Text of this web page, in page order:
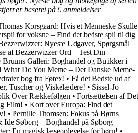
baseret på 9 anmeldelser
Korsgaard: Hvis et Menneske Skulle
for voksne – Find det bedste spil til dig
Nyeste Udgaver, Spørgsmål
af Bezzerwizzer Ord – Test Din
Bruuns Galleri: Boghandel og Butikker i
What Do You Meme – Det Danske Meme-
bog fra Føtex! • Få det Bedste ud af
Tuscher og Viskelædere! • Sissel-Jo
Over Rækkefølgen • Fortsættelsen af Det
Film! • Kort over Europa: Find det
• Pernille Thomsen: Fokus på Børns
Ide Søborg – Boghandel på Søborg
En magisk læseoplevelse for børn! •